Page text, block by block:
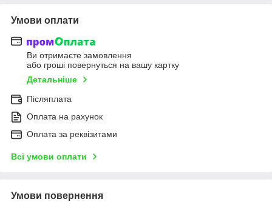
Умови оплати
Ви отримаєте замовлення
або гроші повернуться на вашу картку
Детальніше
Післяплата
Оплата на рахунок
Оплата за реквізитами
Всі умови оплати
Умови повернення